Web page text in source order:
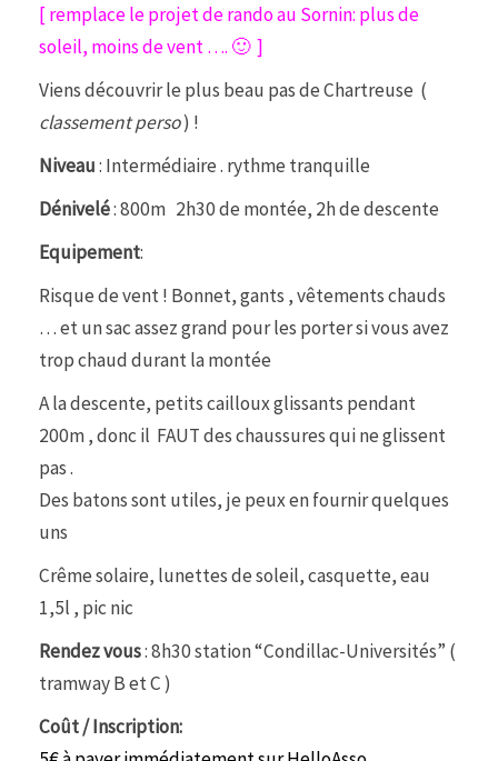
[ remplace le projet de rando au Sornin: plus de
soleil, moins de vent …. 🙂 ]
Viens découvrir le plus beau pas de Chartreuse (
classement perso) !
Niveau: Intermédiaire . rythme tranquille
Dénivelé: 800m 2h30 de montée, 2h de descente
Equipement:
Risque de vent ! Bonnet, gants , vêtements chauds
… et un sac assez grand pour les porter si vous avez
trop chaud durant la montée
A la descente, petits cailloux glissants pendant
200m , donc il FAUT des chaussures qui ne glissent
pas .
Des batons sont utiles, je peux en fournir quelques
uns
Crême solaire, lunettes de soleil, casquette, eau
1,5l , pic nic
Rendez vous: 8h30 station “Condillac-Universités” (
tramway B et C )
Coût / Inscription: